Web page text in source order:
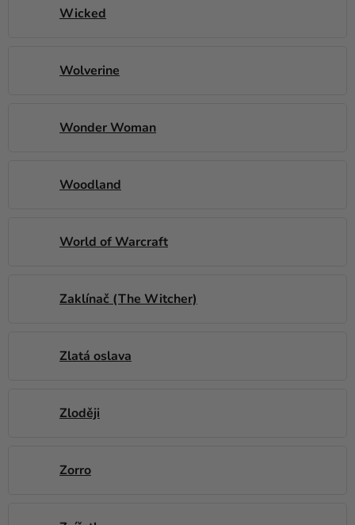
Wicked
Wolverine
Wonder Woman
Woodland
World of Warcraft
Zaklínač (The Witcher)
Zlatá oslava
Zloději
Zorro